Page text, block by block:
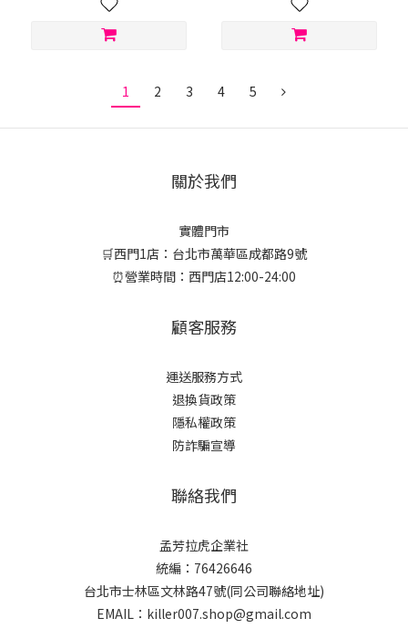
1 2 3 4 5
關於我們
實體門市
🛒西門1店：台北市萬華區成都路9號
⏰營業時間：西門店12:00-24:00
顧客服務
運送服務方式
退換貨政策
隱私權政策
防詐騙宣導
聯絡我們
孟芳拉虎企業社
統編：76426646
台北市士林區文林路47號(同公司聯絡地址)
EMAIL：killer007.shop@gmail.com